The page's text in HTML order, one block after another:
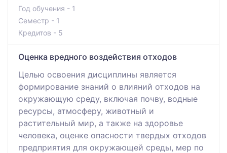
Год обучения - 1
Семестр - 1
Кредитов - 5
Оценка вредного воздействия отходов
Целью освоения дисциплины является
формирование знаний о влияний отходов на
окружающую среду, включая почву, водные
ресурсы, атмосферу, животный и
растительный мир, а также на здоровье
человека, оценке опасности твердых отходов
предприятия для окружающей среды, мер по